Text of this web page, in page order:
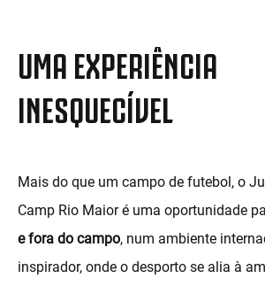
UMA EXPERIÊNCIA
INESQUECÍVEL
Mais do que um campo de futebol, o
Camp Rio Maior é uma oportunidade
e fora do campo, num ambiente
inspirador, onde o desporto se alia à